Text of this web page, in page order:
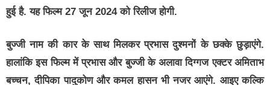
हुई है. यह फिल्म 27 जून 2024 को रिलीज होगी.
बुज्जी नाम की कार के साथ मिलकर प्रभास दुश्मनों के छक्के छुड़ाएंगे.
हालांकि इस फिल्म में प्रभास और बुज्जी के अलावा दिग्गज एक्टर अमिताभ
बच्चन, दीपिका पादुकोण और कमल हासन भी नजर आएंगे. आइए कल्कि